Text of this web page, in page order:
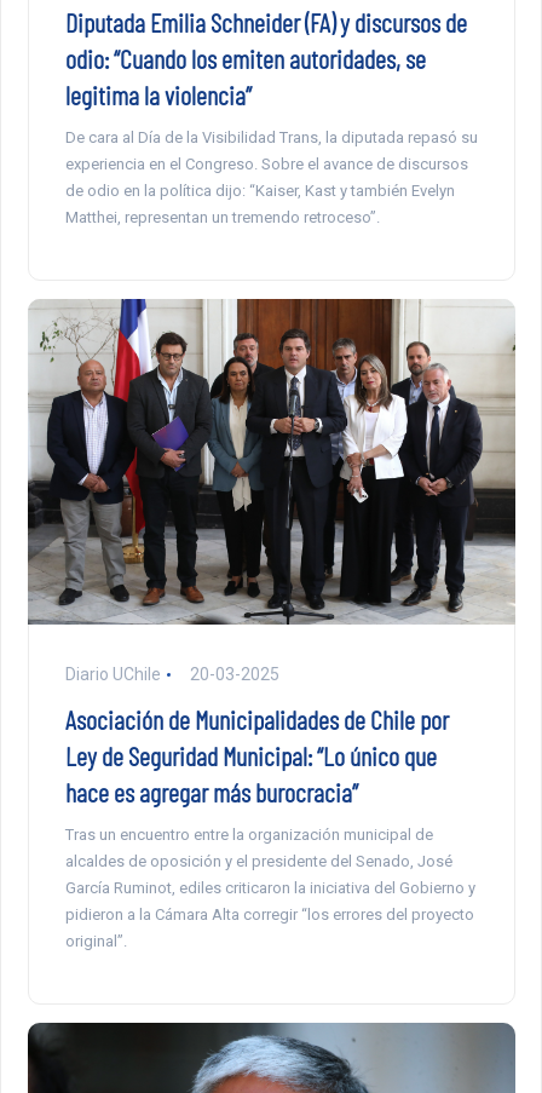
Diputada Emilia Schneider (FA) y discursos de
odio: “Cuando los emiten autoridades, se
legitima la violencia”
De cara al Día de la Visibilidad Trans, la diputada repasó su
experiencia en el Congreso. Sobre el avance de discursos
de odio en la política dijo: “Kaiser, Kast y también Evelyn
Matthei, representan un tremendo retroceso”.
Diario UChile 20-03-2025
Asociación de Municipalidades de Chile por
Ley de Seguridad Municipal: “Lo único que
hace es agregar más burocracia”
Tras un encuentro entre la organización municipal de
alcaldes de oposición y el presidente del Senado, José
García Ruminot, ediles criticaron la iniciativa del Gobierno y
pidieron a la Cámara Alta corregir “los errores del proyecto
original”.